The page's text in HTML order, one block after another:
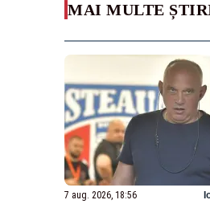
MAI MULTE
7 aug. 2026, 18:56